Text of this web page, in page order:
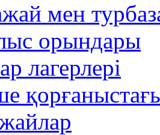
мен
орындары
лагерлері